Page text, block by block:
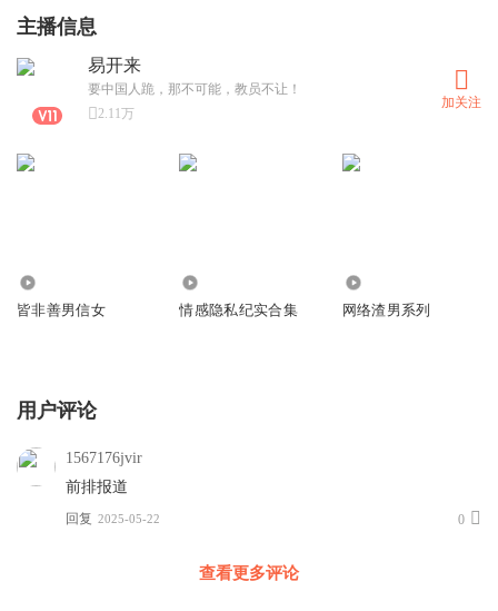
主播信息
易开来
要中国人跪，那不可能，教员不让！
2.11万
加关注
皆非善男信女 情感隐私纪实合集 网络渣男系列
用户评论
1567176jvir
前排报道
回复 2025-05-22 0
查看更多评论